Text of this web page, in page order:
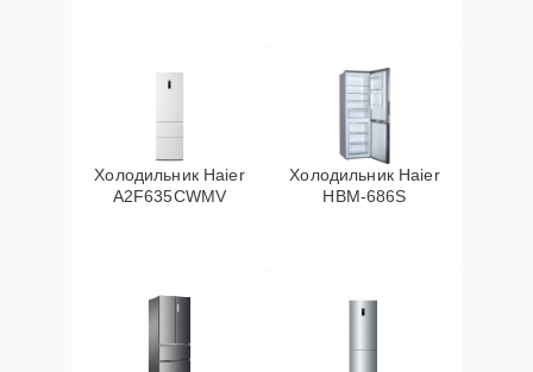
Холодильник Haier
A2F635CWMV
Холодильник Haier
HBM-686S